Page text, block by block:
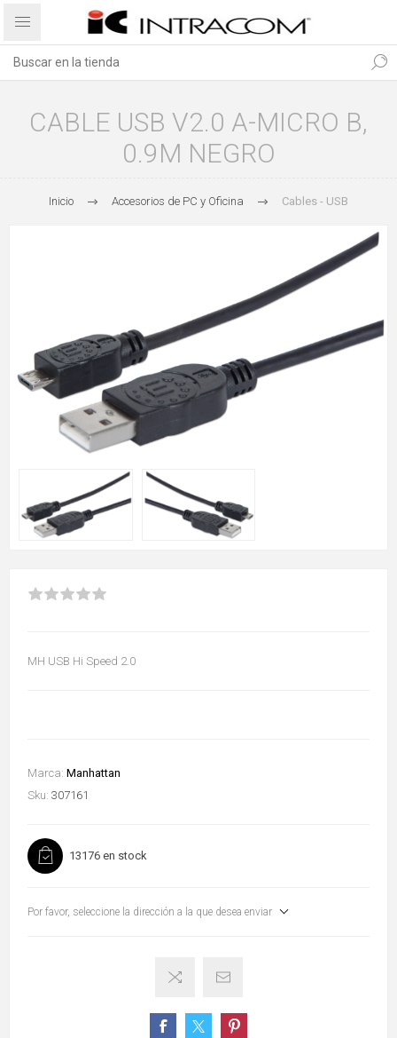
CABLE USB V2.0 A-MICRO B,
0.9M NEGRO
Inicio Accesorios de PC y Oficina Cables - USB
MH USB Hi Speed 2.0
Marca: Manhattan
Sku: 307161
13176 en stock
Por favor, seleccione la dirección a la que desea enviar